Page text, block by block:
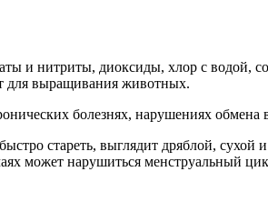
и нитриты, диоксиды, хлор с водой,
для выращивания животных.
болезнях, нарушениях обмена
стареть, выглядит дряблой,
может нарушиться менструальный